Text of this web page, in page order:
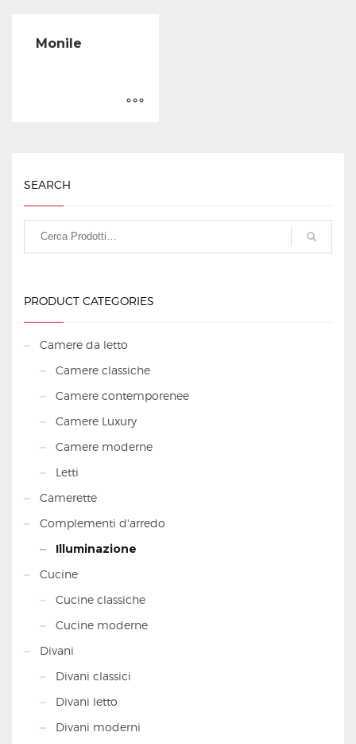
Monile
SEARCH
PRODUCT CATEGORIES
Camere da letto
Camere classiche
Camere contemporenee
Camere Luxury
Camere moderne
Letti
Camerette
Complementi d'arredo
Illuminazione
Cucine
Cucine classiche
Cucine moderne
Divani
Divani classici
Divani letto
Divani moderni